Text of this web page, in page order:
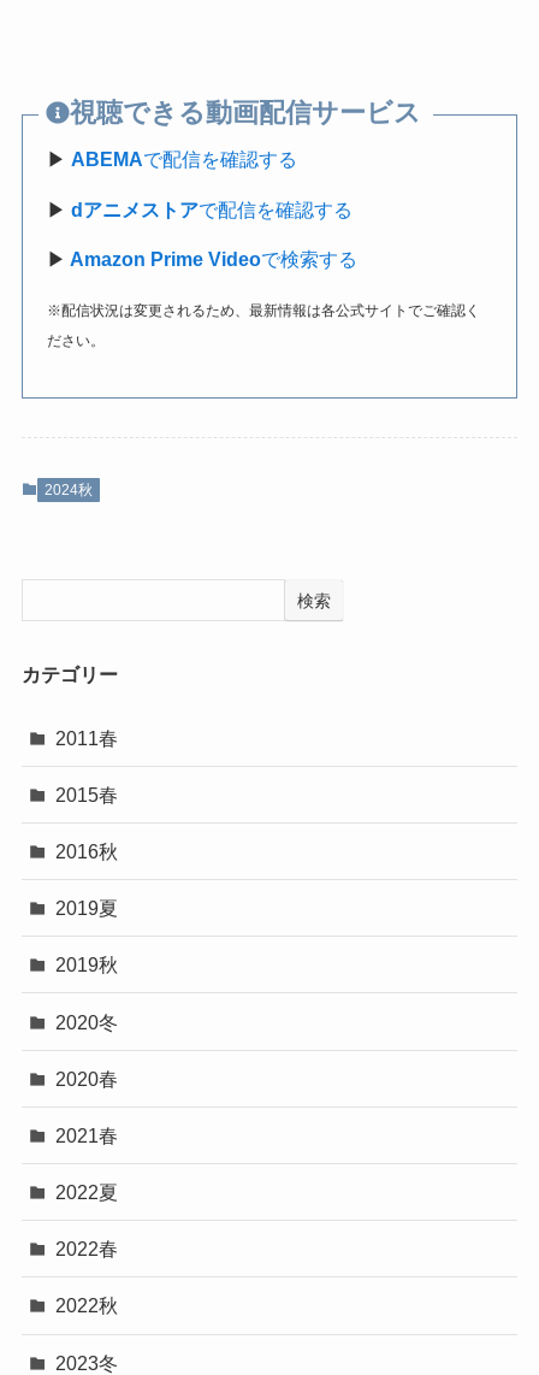
視聴できる動画配信サービス
▶ABEMAで配信を確認する
▶dアニメストアで配信を確認する
▶ Amazon Prime Videoで検索する
※配信状況は変更されるため、最新情報は各公式サイトでご確認く
ださい。
2024秋
検索
カテゴリー
2011春
2015春
2016秋
2019夏
2019秋
2020冬
2020春
2021春
2022夏
2022春
2022秋
2023冬